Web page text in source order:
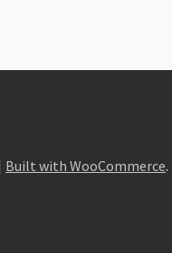
Built with WooCommerce.